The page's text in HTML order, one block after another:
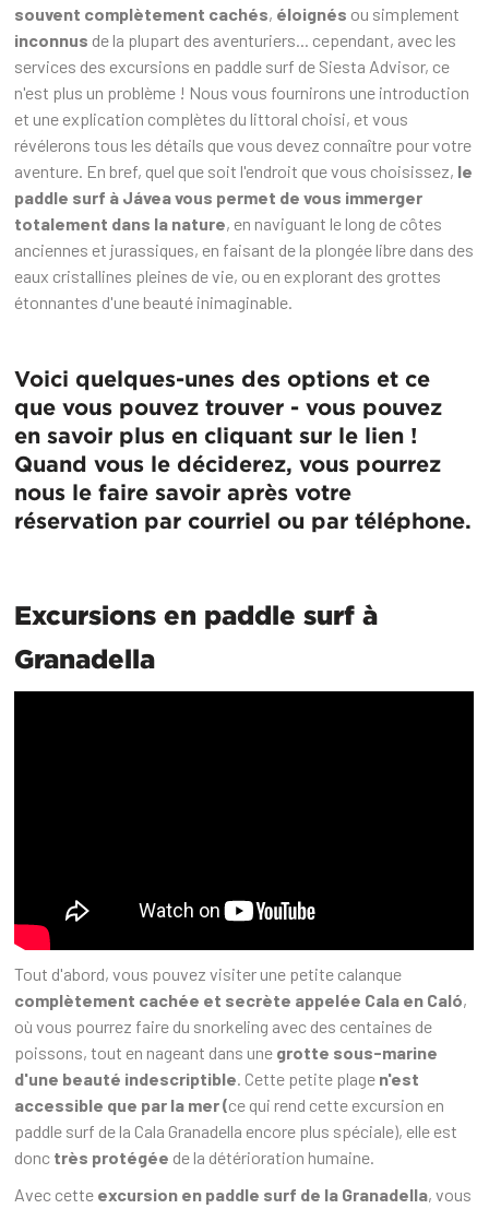
souvent complètement cachés, éloignés ou simplement
inconnus de la plupart des aventuriers... cependant, avec les
services des excursions en paddle surf de Siesta Advisor, ce
n'est plus un problème ! Nous vous fournirons une introduction
et une explication complètes du littoral choisi, et vous
révélerons tous les détails que vous devez connaître pour votre
aventure. En bref, quel que soit l'endroit que vous choisissez, le
paddle surf à Jávea vous permet de vous immerger
totalement dans la nature, en naviguant le long de côtes
anciennes et jurassiques, en faisant de la plongée libre dans des
eaux cristallines pleines de vie, ou en explorant des grottes
étonnantes d'une beauté inimaginable.
Voici quelques-unes des options et ce
que vous pouvez trouver - vous pouvez
en savoir plus en cliquant sur le lien !
Quand vous le déciderez, vous pourrez
nous le faire savoir après votre
réservation par courriel ou par téléphone.
Excursions en paddle surf à
Granadella
Tout d'abord, vous pouvez visiter une petite calanque
complètement cachée et secrète appelée Cala en Caló,
où vous pourrez faire du snorkeling avec des centaines de
poissons, tout en nageant dans une grotte sous-marine
d'une beauté indescriptible . Cette petite plage n'est
accessible que par la mer (ce qui rend cette excursion en
paddle surf de la Cala Granadella encore plus spéciale), elle est
donc très protégée de la détérioration humaine.
Avec cette excursion en paddle surf de la Granadella, vous